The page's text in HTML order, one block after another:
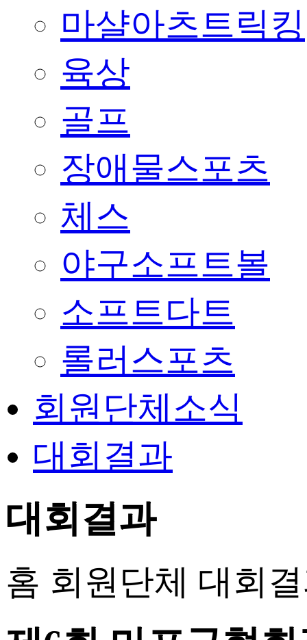
마샬아츠트릭킹
육상
골프
장애물스포츠
체스
야구소프트볼
소프트다트
롤러스포츠
회원단체소식
대회결과
대회결과
홈 회원단체 대회